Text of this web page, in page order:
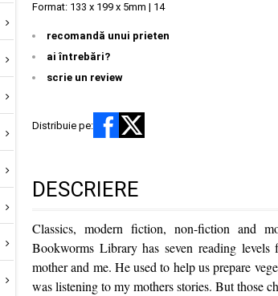
Format: 133 x 199 x 5mm | 14
recomandă unui prieten
ai întrebări?
scrie un review
Distribuie pe:
DESCRIERE
Classics, modern fiction, non-fiction and
Bookworms Library has seven reading
mother and me. He used to help us prepare
was listening to my mothers stories. But those